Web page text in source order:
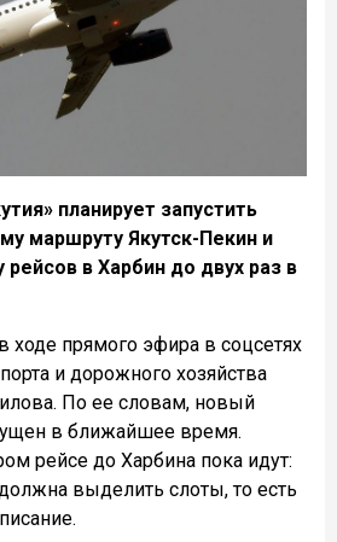
планирует запустить
маршруту Якутск-Пекин и
рейсов в Харбин до двух раз в
ходе прямого эфира в соцсетях
и дорожного хозяйства
По ее словам, новый
в ближайшее время.
рейсе до Харбина пока идут:
выделить слоты, то есть